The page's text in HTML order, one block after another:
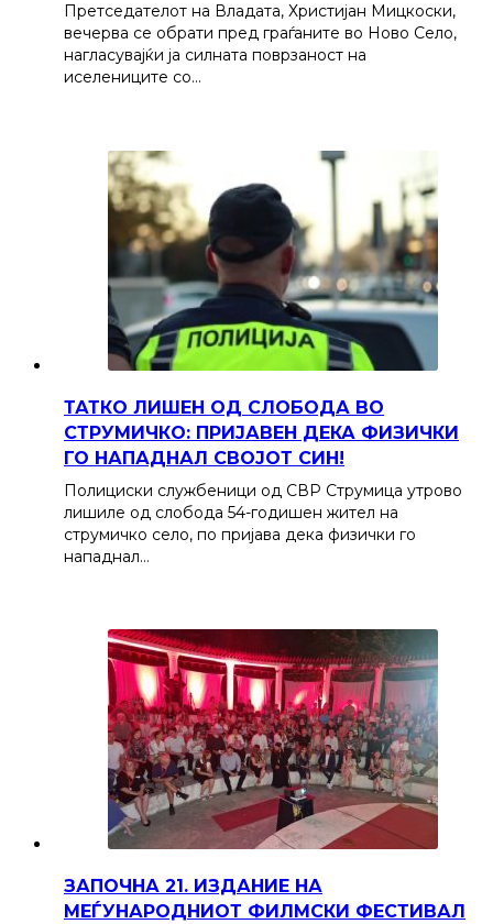
Претседателот на Владата, Христијан Мицкоски,
вечерва се обрати пред граѓаните во Ново Село,
нагласувајќи ја силната поврзаност на
иселениците со…
ТАТКО ЛИШЕН ОД СЛОБОДА ВО
СТРУМИЧКО: ПРИЈАВЕН ДЕКА ФИЗИЧКИ
ГО НАПАДНАЛ СВОЈОТ СИН!
Полициски службеници од СВР Струмица утрово
лишиле од слобода 54-годишен жител на
струмичко село, по пријава дека физички го
нападнал…
ЗАПОЧНА 21. ИЗДАНИЕ НА
МЕЃУНАРОДНИОТ ФИЛМСКИ ФЕСТИВАЛ